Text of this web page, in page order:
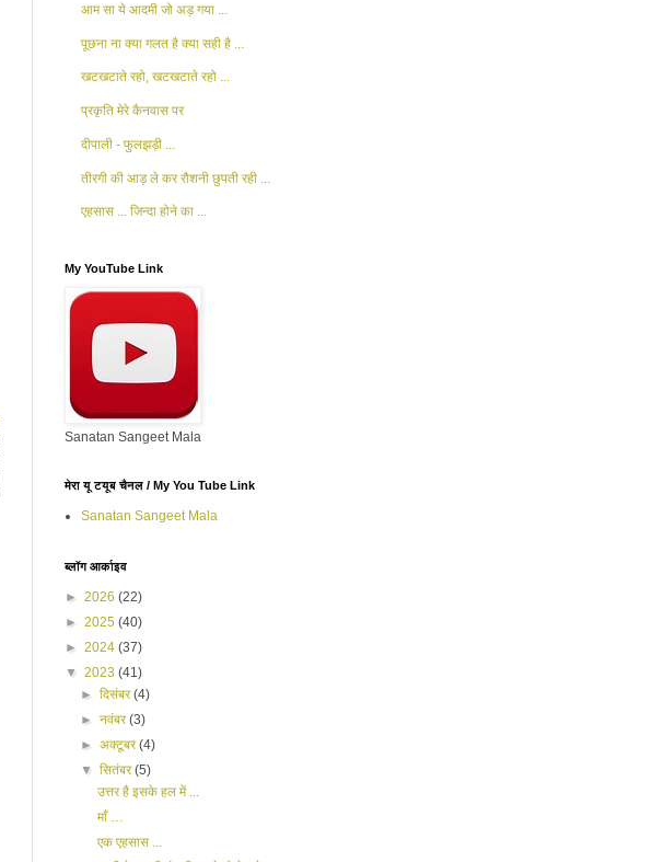
आम सा ये आदमी जो अड़ गया ...
पूछना ना क्या गलत है क्या सही है ...
खटखटाते रहो, खटखटाते रहो ...
प्रकृति मेरे कैनवास पर
दीपाली - फुलझड़ी ...
तीरगी की आड़ ले कर रौशनी छुपती रही ...
एहसास ... जिन्दा होने का ...
My YouTube Link
Sanatan Sangeet Mala
मेरा यू टयूब चैनल / My You Tube Link
Sanatan Sangeet Mala
ब्लॉग आर्काइव
► 2026 (22)
► 2025 (40)
► 2024 (37)
▼ 2023 (41)
►दिसंबर(4)
►नवंबर(3)
►अक्टूबर(4)
▼सितंबर(5)
उत्तर है इसके हल में ...
माँ …
एक एहसास ...